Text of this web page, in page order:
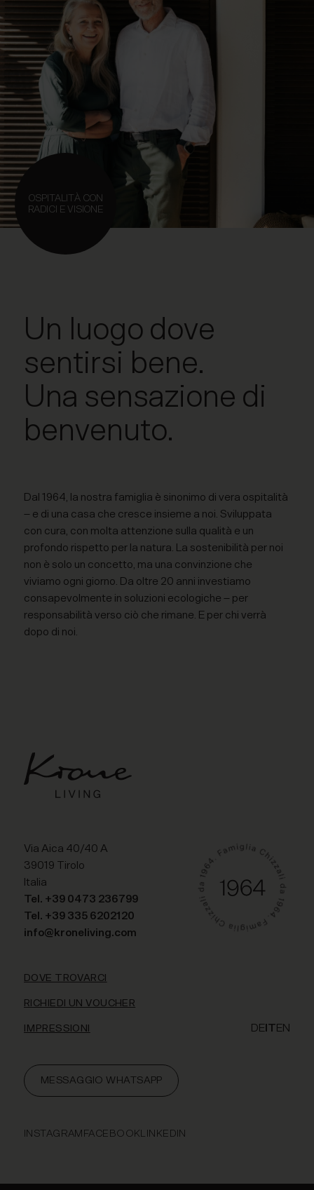
OSPITALITÀ CON
RADICI E VISIONE
Un luogo dove
sentirsi bene.
Una sensazione di
benvenuto.
Dal 1964, la nostra famiglia è sinonimo di vera ospitalità
– e di una casa che cresce insieme a noi. Sviluppata
con cura, con molta attenzione sulla qualità e un
profondo rispetto per la natura. La sostenibilità per noi
non è solo un concetto, ma una convinzione che
viviamo ogni giorno. Da oltre 20 anni investiamo
consapevolmente in soluzioni ecologiche – per
responsabilità verso ciò che rimane. E per chi verrà
dopo di noi.
Via Aica 40/40 A
39019 Tirolo
Italia
Tel. +39 0473 236799
Tel. +39 335 6202120
info@kroneliving.com
DOVE TROVARCI
RICHIEDI UN VOUCHER
IMPRESSIONI DEITEN
MESSAGGIO WHATSAPP
INSTAGRAMFACEBOOKLINKEDIN